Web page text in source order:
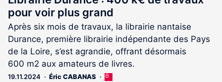
pour voir plus grand
Après six mois de travaux, la librairie nantaise
Durance, première librairie indépendante des Pays
de la Loire, s’est agrandie, offrant désormais
600 m2 aux amateurs de livres.
19.11.2024 Éric CABANAS
Cet